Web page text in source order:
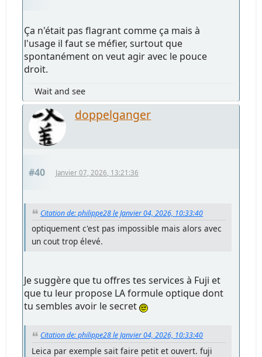
Ça n'était pas flagrant comme ça mais à
l'usage il faut se méfier, surtout que
spontanément on veut agir avec le pouce
droit.
Wait and see
doppelganger
#40 Janvier 07, 2026, 13:21:36
Citation de: philippe28 le Janvier 04, 2026, 10:33:40
optiquement c'est pas impossible mais alors avec
un cout trop élevé.
Je suggère que tu offres tes services à Fuji et
que tu leur propose LA formule optique dont
tu sembles avoir le secret
Citation de: philippe28 le Janvier 04, 2026, 10:33:40
Leica par exemple sait faire petit et ouvert. fuji